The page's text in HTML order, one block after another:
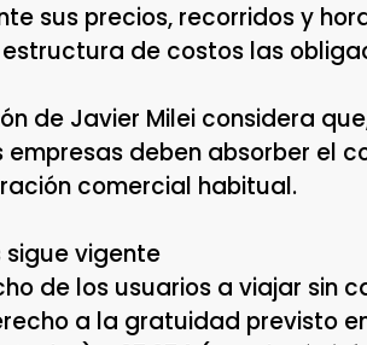
sus precios, recorridos y
de costos las
de Javier Milei considera
deben absorber el
comercial habitual.
vigente
de los usuarios a viajar sin
a la gratuidad previsto en